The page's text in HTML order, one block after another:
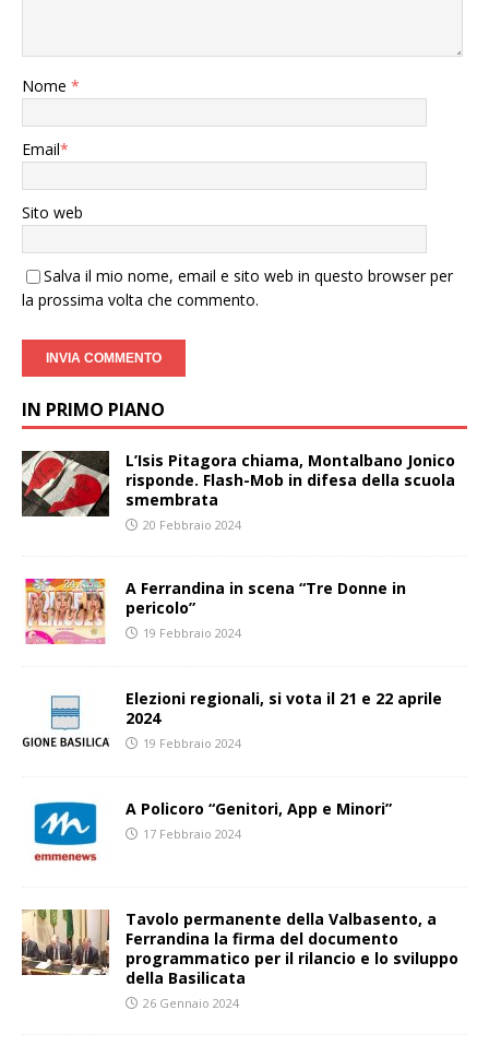
Nome *
Email*
Sito web
Salva il mio nome, email e sito web in questo browser per
la prossima volta che commento.
IN PRIMO PIANO
L’Isis Pitagora chiama, Montalbano Jonico
risponde. Flash-Mob in difesa della scuola
smembrata
20 Febbraio 2024
A Ferrandina in scena “Tre Donne in
pericolo”
19 Febbraio 2024
Elezioni regionali, si vota il 21 e 22 aprile
2024
19 Febbraio 2024
A Policoro “Genitori, App e Minori”
17 Febbraio 2024
Tavolo permanente della Valbasento, a
Ferrandina la firma del documento
programmatico per il rilancio e lo sviluppo
della Basilicata
26 Gennaio 2024